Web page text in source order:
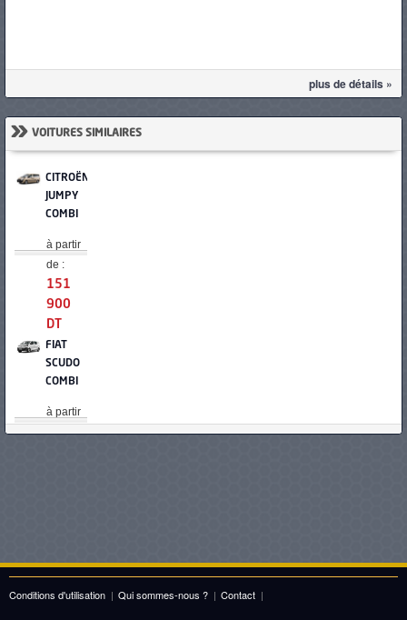
plus de détails »
» VOITURES SIMILAIRES
CITROËN
JUMPY
COMBI
à partir
de :
151
900
DT
FIAT
SCUDO
COMBI
à partir
de :
PLACES
à partir
Conditions d'utilisation | Qui sommes-nous ? | Contact |